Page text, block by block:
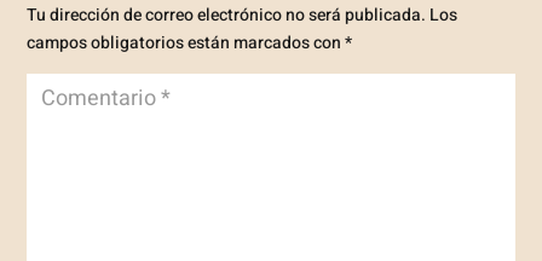
Tu dirección de correo electrónico no será publicada. Los
campos obligatorios están marcados con*